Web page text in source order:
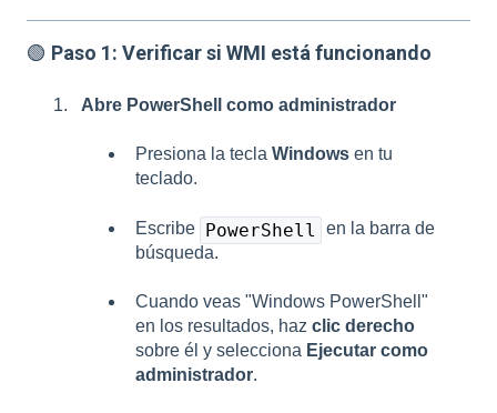
🟢 Paso 1: Verificar si WMI está funcionando
Abre PowerShell como administrador
Presiona la tecla Windows en tu
teclado.
Escribe PowerShell
en la barra de
búsqueda.
Cuando veas "Windows PowerShell"
en los resultados, haz clic derecho
sobre él y selecciona Ejecutar como
administrador.